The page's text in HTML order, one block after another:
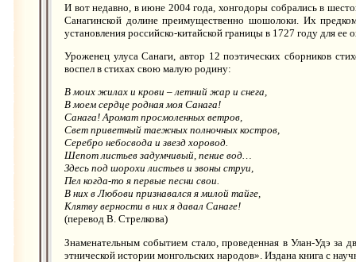
И вот недавно, в июне 2004 года, хонгодоры собрались в
Санагинской долине преимущественно шошолоки. Их
установления российско-китайской границы в 1727 году для ее
Уроженец улуса Санаги, автор 12 поэтических сборников
воспел в стихах свою малую родину:
В моих жилах и крови – летний жар и снега,
В моем сердце родная моя Санага!
Санага! Аромат просмоленных ветров,
Свет приветный таежных полночных костров,
Серебро небосвода и звезд хоровод.
Шепот листьев задумчивый, пение вод…
Здесь под шорохи листьев и звоны струи,
Пел когда-то я первые песни свои.
В них в Любови признавался я милой тайге,
Клятву верности в них я давал Санаге!
(перевод В. Стрелкова)
Знаменательным событием стало, проведенная в Улан-Удэ за
этнической истории монгольских народов». Издана книга с